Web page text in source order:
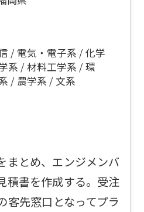
電気・電子系
化学
系 材料工学系
環
農学系 文系
まとめ、エンジメンバ
積書を作成する。受注
客先窓口となってプラ